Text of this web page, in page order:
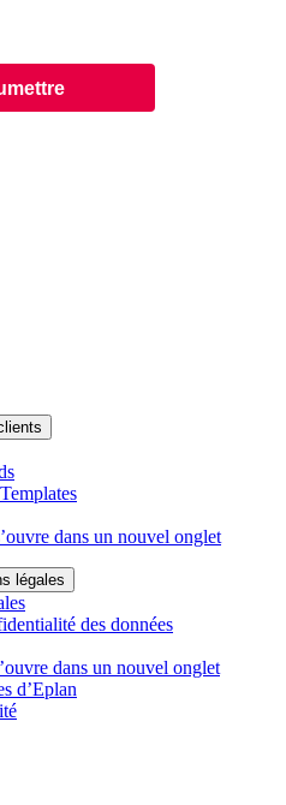
dans un nouvel onglet
légales
des données
dans un nouvel onglet
d’Eplan